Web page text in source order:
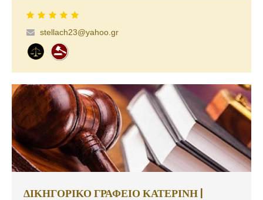
Εργατικό Δίκαιο. Εμπορικό Δίκαιο
stellach23@yahoo.gr
ΔΙΚΗΓΟΡΙΚΟ ΓΡΑΦΕΙΟ ΚΑΤΕΡΙΝΗ |